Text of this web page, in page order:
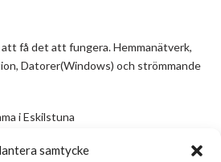
samtycke
få det att fungera. Hemmanätverk,
Datorer(Windows) och strömmande
i Eskilstuna